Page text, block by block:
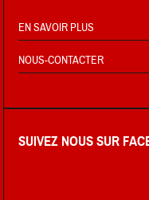
EN SAVOIR PLUS
NOUS-CONTACTER
SUIVEZ NOUS SUR